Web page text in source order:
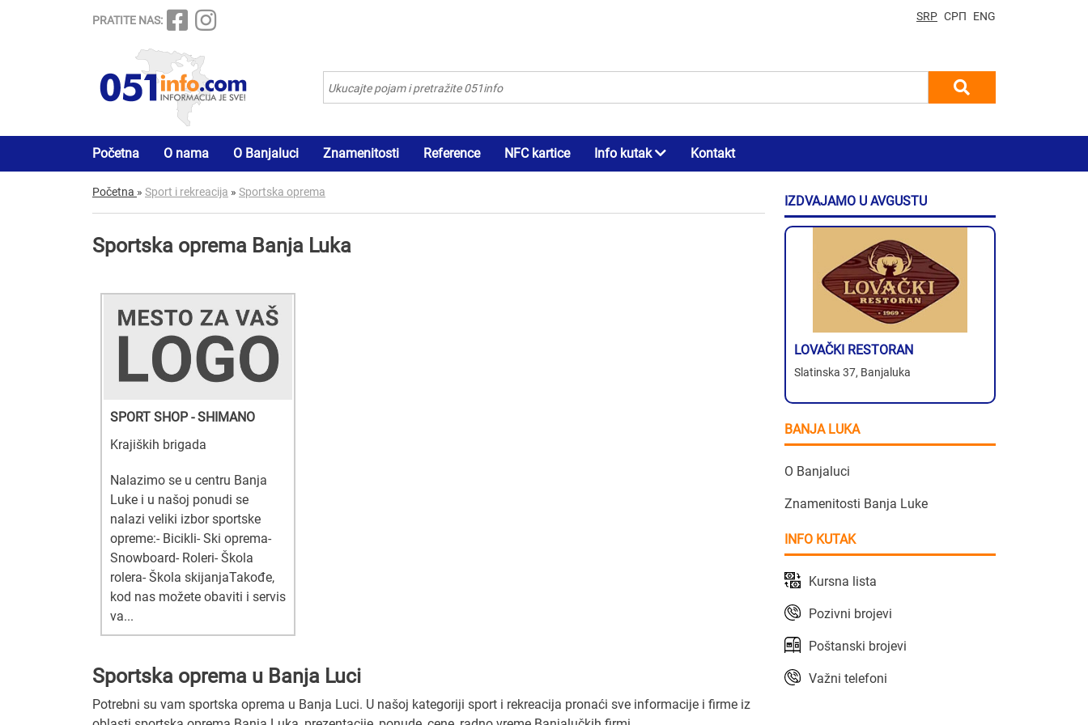
PRATITE NAS: SRP СРП ENG
Početna O nama O Banjaluci Znamenitosti Reference NFC kartice Info kutak Kontakt
Početna » Sport i rekreacija » Sportska oprema
Sportska oprema Banja Luka
SPORT SHOP - SHIMANO
Krajiških brigada
Nalazimo se u centru Banja
Luke i u našoj ponudi se
nalazi veliki izbor sportske
opreme:- Bicikli- Ski oprema-
Snowboard- Roleri- Škola
rolera- Škola skijanjaTakođe,
kod nas možete obaviti i servis
va...
Sportska oprema u Banja Luci
Potrebni su vam sportska oprema u Banja Luci. U našoj kategoriji sport i rekreacija pronaći sve informacije i firme iz
IZDVAJAMO U AVGUSTU
LOVAČKI RESTORAN
Slatinska 37, Banjaluka
BANJA LUKA
O Banjaluci
Znamenitosti Banja Luke
INFO KUTAK
Kursna lista
Pozivni brojevi
Poštanski brojevi
Važni telefoni